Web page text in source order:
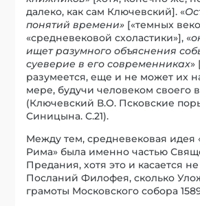
далеко, как сам Ключевский]. «
понятий времени» [«темных
«средневековой схоластики»], «
ищет разумного объяснения
суеверие в его современниках»
разумеется, еще и не может их
мере, будучи человеком своего
(Ключевский В.О. Псковские
Синицына. С.21).
Между тем, средневековая идея
Рима» была именно частью
Предания, хотя это и касается
Посланий Филофея, сколько
грамоты Московского собора